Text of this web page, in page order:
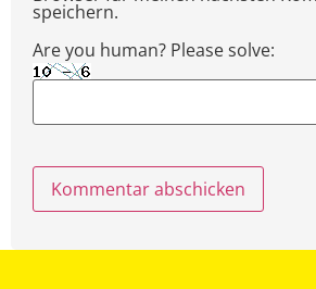
speichern.
Are you human? Please solve: